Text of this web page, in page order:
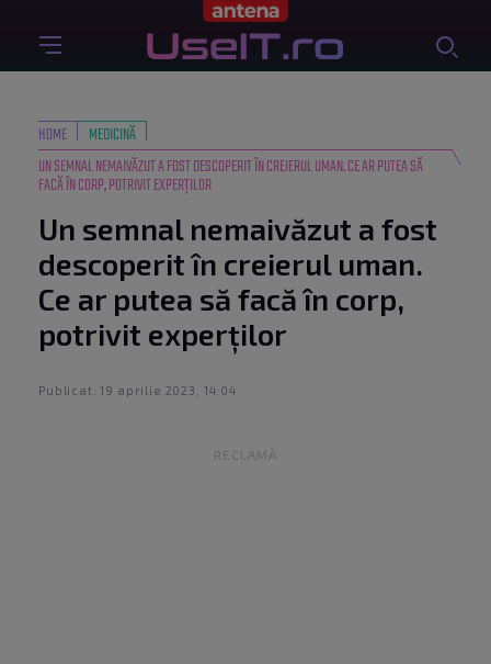
HOME
MEDICINĂ
UN SEMNAL NEMAIVĂZUT A FOST DESCOPERIT ÎN CREIERUL UMAN. CE AR PUTEA SĂ
FACĂ ÎN CORP, POTRIVIT EXPERȚILOR
Un semnal nemaivăzut a fost
descoperit în creierul uman.
Ce ar putea să facă în corp,
potrivit experților
Publicat: 19 aprilie 2023, 14:04
RECLAMĂ